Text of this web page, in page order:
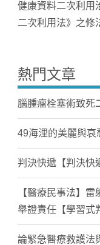
健康資料二次利
二次利用法》之修
熱門文章
腦腫瘤栓塞術致死
49海浬的美麗與哀
判決快遞【判決快
【醫療民事法】
舉證責任【學習式
論緊急醫療救護法